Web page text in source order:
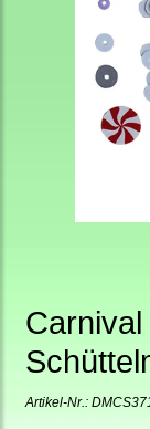
Artikel-Nr.: